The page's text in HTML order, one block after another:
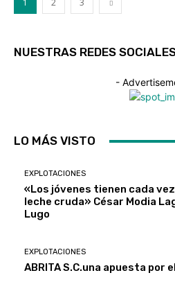
1 2 3
NUESTRAS REDES
-
LO MÁS VISTO
EXPLOTACIONES
«Los jóvenes tienen cada
leche cruda» César Modia
Lugo
EXPLOTACIONES
ABRITA S.C.una apuesta por